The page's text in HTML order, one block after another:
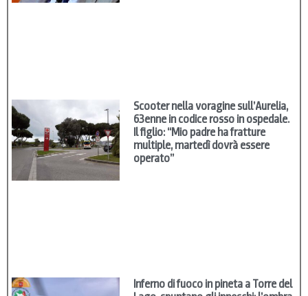
Scooter nella voragine sull’Aurelia,
63enne in codice rosso in ospedale.
Il figlio: “Mio padre ha fratture
multiple, martedì dovrà essere
operato”
Inferno di fuoco in pineta a Torre del